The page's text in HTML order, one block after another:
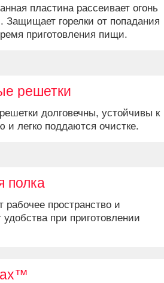
пластина рассеивает огонь
Защищает горелки от попадания
приготовления пищи.
решетки
долговечны, устойчивы к
и легко поддаются очистке.
полка
рабочее пространство и
удобства при приготовлении